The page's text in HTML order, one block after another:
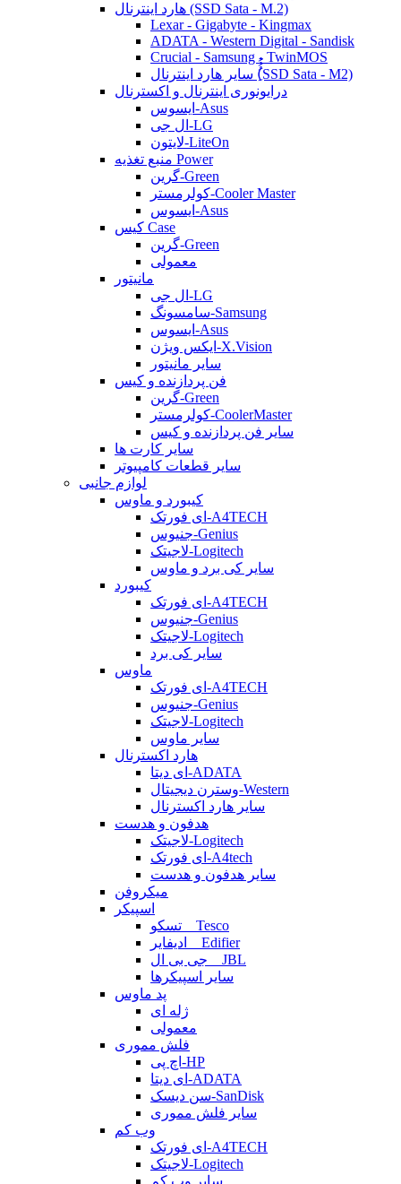
هارد اینترنال (SSD Sata - M.2)
Lexar - Gigabyte - Kingmax
ADATA - Western Digital - Sandisk
Crucial - Samsung - TwinMOS
سایر هارد اینترنال (ُُُِSSD Sata - M2)
درایونوری اینترنال و اکسترنال
ایسوس-Asus
ال جی-LG
لایتون-LiteOn
منبع تغذیه Power
گرین-Green
کولرمستر-Cooler Master
ایسوس-Asus
کیس Case
گرین-Green
معمولی
مانیتور
ال جی-LG
سامسونگ-Samsung
ایسوس-Asus
ایکس ویژن-X.Vision
سایر مانیتور
فن پردازنده و کیس
گرین-Green
کولرمستر-CoolerMaster
سایر فن پردازنده و کیس
سایر کارت ها
سایر قطعات کامپیوتر
لوازم جانبی
کیبورد و ماوس
ای فورتک-A4TECH
جنیوس-Genius
لاجیتک-Logitech
سایر کی برد و ماوس
کیبورد
ای فورتک-A4TECH
جنیوس-Genius
لاجیتک-Logitech
سایر کی برد
ماوس
ای فورتک-A4TECH
جنیوس-Genius
لاجیتک-Logitech
سایر ماوس
هارد اکسترنال
ای دیتا-ADATA
وسترن دیجیتال-Western
سایر هارد اکسترنال
هدفون و هدست
لاجیتک-Logitech
ای فورتک-A4tech
سایر هدفون و هدست
میکروفن
اسپیکر
تسکو _ Tesco
ادیفایر _ Edifier
جی بی ال _ JBL
سایر اسپیکرها
پد ماوس
ژله ای
معمولی
فلش مموری
اچ پی-HP
ای دیتا-ADATA
سن دیسک-SanDisk
سایر فلش مموری
وب کم
ای فورتک-A4TECH
لاجیتک-Logitech
سایر وب کم